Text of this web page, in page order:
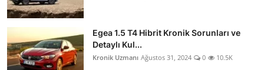
Egea 1.5 T4 Hibrit Kronik Sorunları ve
Detaylı Kul...
Kronik Uzmanı Ağustos 31, 2024 0 10.5K